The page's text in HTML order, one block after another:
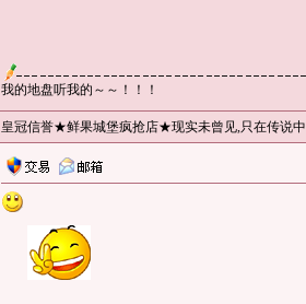
我的地盘听我的～～！！！
皇冠信誉★鲜果城堡疯抢店★现实未曾见,只在传说中